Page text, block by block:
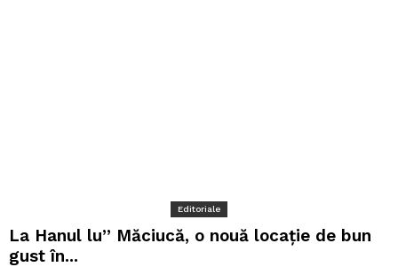
Editoriale
La Hanul lu” Măciucă, o nouă locație de bun
gust în...